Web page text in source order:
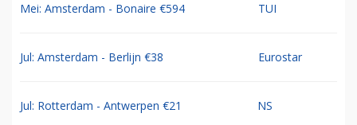
Mei: Amsterdam - Bonaire €594 TUI
Jul: Amsterdam - Berlijn €38 Eurostar
Jul: Rotterdam - Antwerpen €21 NS